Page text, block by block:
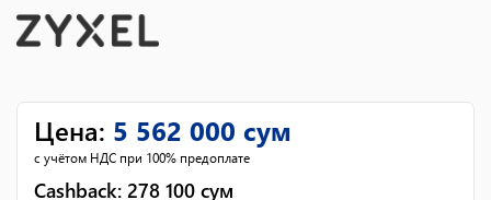
Цена: 5 562 000 сум
с учётом НДС при 100% предоплате
Cashback: 278 100 сум